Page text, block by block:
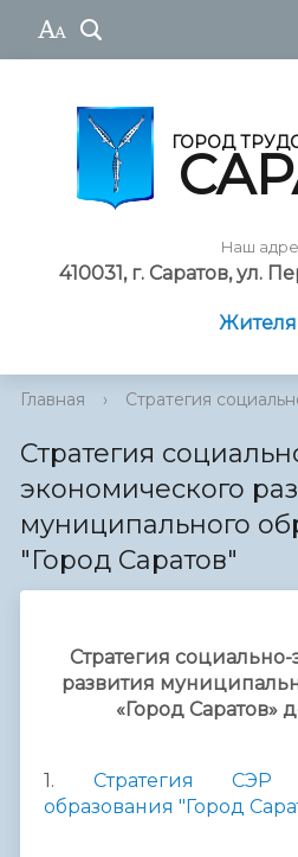
ГОРОД
Наш
410031, г. Саратов, ул.
Главная › Стратегия
Стратегия
экономического
муниципального
"Город Саратов"
Стратегия
развития
«Город Саратов»
1. Стратегия СЭР
образования "Город